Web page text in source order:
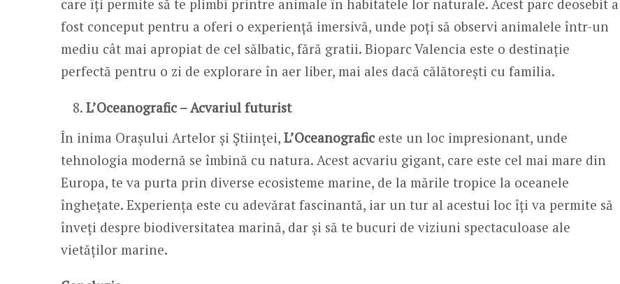
care îți permite să te plimbi printre animale în habitatele lor naturale. Acest parc deosebit a
fost conceput pentru a oferi o experiență imersivă, unde poți să observi animalele într-un
mediu cât mai apropiat de cel sălbatic, fără gratii. Bioparc Valencia este o destinație
perfectă pentru o zi de explorare în aer liber, mai ales dacă călătorești cu familia.
L’Oceanografic – Acvariul futurist
În inima Orașului Artelor și Științei, L’Oceanografic este un loc impresionant, unde
tehnologia modernă se îmbină cu natura. Acest acvariu gigant, care este cel mai mare din
Europa, te va purta prin diverse ecosisteme marine, de la mările tropice la oceanele
înghețate. Experiența este cu adevărat fascinantă, iar un tur al acestui loc îți va permite să
înveți despre biodiversitatea marină, dar și să te bucuri de viziuni spectaculoase ale
vietăților marine.